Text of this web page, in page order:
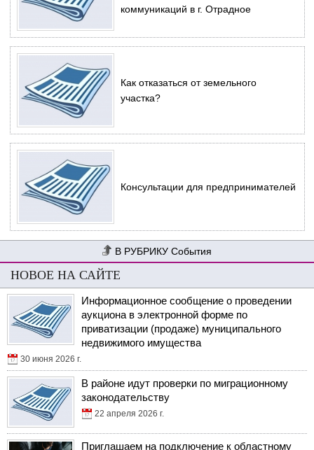
коммуникаций в г. Отрадное
Как отказаться от земельного
участка?
Консультации для предпринимателей
События
НОВОЕ НА САЙТЕ
Информационное сообщение о проведении
аукциона в электронной форме по
приватизации (продаже) муниципального
недвижимого имущества
30 июня 2026 г.
В районе идут проверки по миграционному
законодательству
22 апреля 2026 г.
Приглашаем на подключение к областному